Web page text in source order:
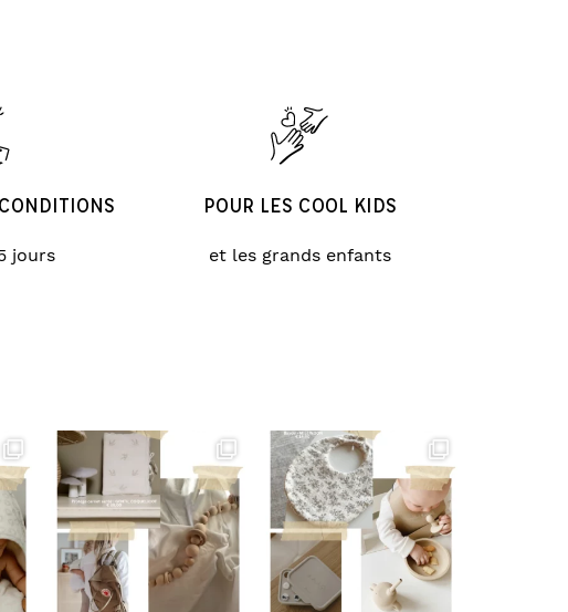
jours
POUR LES COOL KIDS
et les grands enfants